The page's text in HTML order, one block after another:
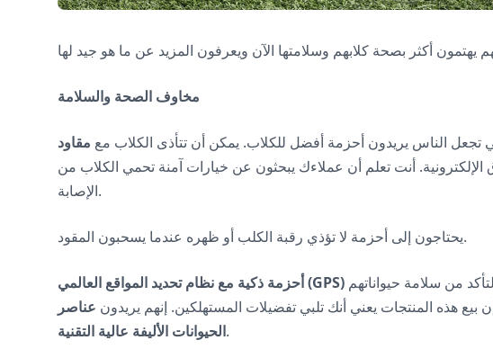
مخاوف الصحة والسلامة
تجعل الناس يريدون أحزمة أفضل للكلاب. يمكن أن تتأذى الكلاب مع مقاود
أنت تعلم أن عملاءك يبحثون عن خيارات آمنة تحمي الكلاب من
الإصابة.
يحتاجون إلى أحزمة لا تؤذي رقبة الكلب أو ظهره عندما يسحبون المقود.
من سلامة حيواناتهم
بيع هذه المنتجات يعني أنك تلبي تفضيلات المستهلكين. إنهم يريدون عناصر
الحيوانات الأليفة عالية التقنية.